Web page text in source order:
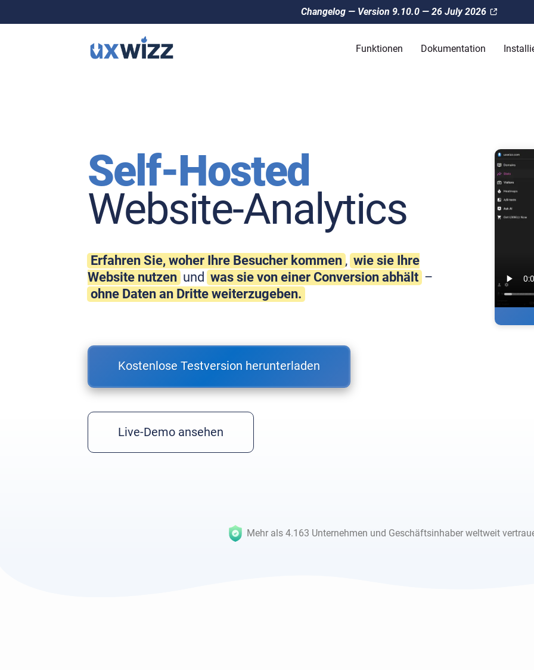
Changelog — Version 9.10.0 — 26 July 2026
Funktionen Dokumentation
Self-Hosted
Website-Analytics
Erfahren Sie, woher Ihre Besucher kommen , wie sie Ihre
Website nutzen und was sie von einer Conversion abhält –
ohne Daten an Dritte weiterzugeben.
Kostenlose Testversion herunterladen
Live-Demo ansehen
Mehr als 4.163 Unternehmen und Geschäftsinhaber weltweit